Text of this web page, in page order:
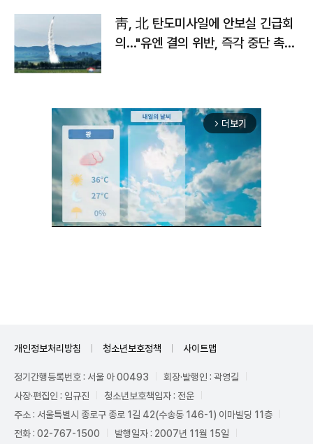
靑, 北 탄도미사일에 안보실 긴급회
의…"유엔 결의 위반, 즉각 중단 촉
arrow_forward_ios 더보기
개인정보처리방침 청소년보호정책 사이트맵
정기간행등록번호 : 서울 아 00493
회장·발행인 : 곽영길
사장·편집인 : 임규진
청소년보호책임자 : 전운
주소 : 서울특별시 종로구 종로 1길 42(수송동 146-1) 이마빌딩 11층
전화 : 02-767-1500
발행일자 : 2007년 11월 15일